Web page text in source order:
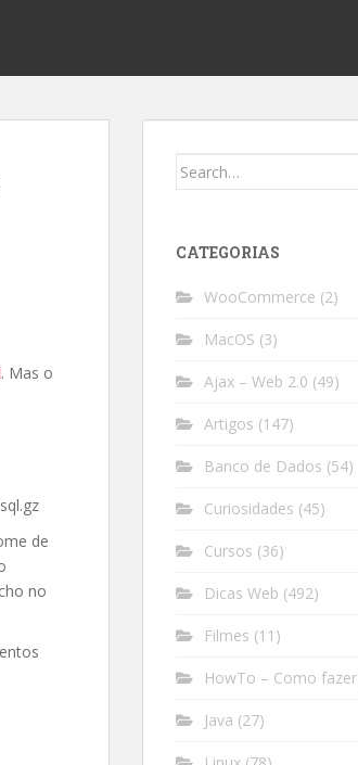
. Mas o
de
no
Search
CATEGORIAS
WooCommerce (2)
MacOS (3)
Ajax – Web 2.0 (49)
Artigos (147)
Banco de Dados (54)
Curiosidades (45)
Cursos (36)
Dicas Web (492)
Filmes (11)
HowTo – Como fazer
Java (27)